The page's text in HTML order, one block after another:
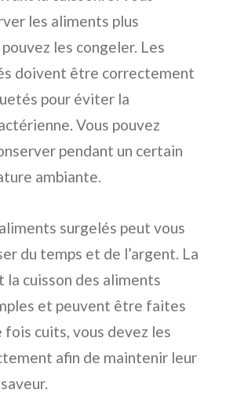
les aliments plus
les congeler. Les
doivent être correctement
pour éviter la
Vous pouvez
pendant un certain
ambiante.
surgelés peut vous
du temps et de l’argent. La
cuisson des aliments
et peuvent être faites
cuits, vous devez les
afin de maintenir leur